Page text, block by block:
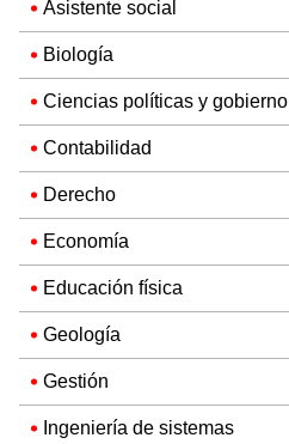
Asistente social
Biología
Ciencias políticas y gobierno
Contabilidad
Derecho
Economía
Educación física
Geología
Gestión
Ingeniería de sistemas